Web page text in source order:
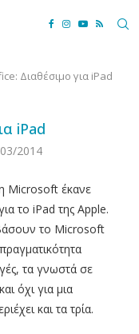
Διαθέσιμο για iPad
iPad
2014
Microsoft έκανε
το iPad της Apple.
το Microsoft
τα γνωστά σε
όχι για μια
και τα τρία.